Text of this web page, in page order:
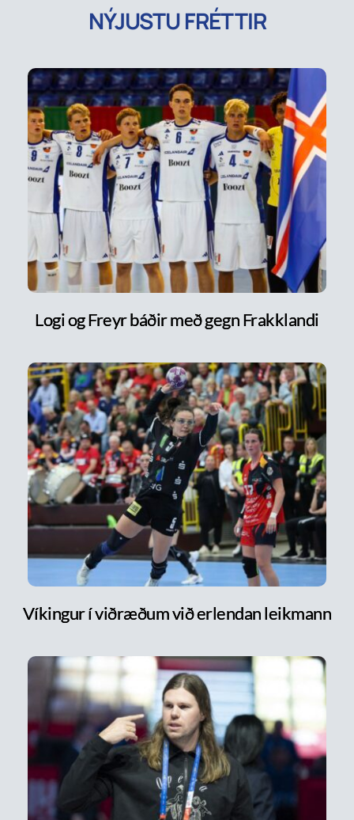
NÝJUSTU FRÉTTIR
Logi og Freyr báðir með gegn Frakklandi
Víkingur í viðræðum við erlendan leikmann